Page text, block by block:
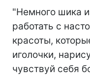
"Немного шика
работать с
красоты,
иголочки,
чувствуй себя